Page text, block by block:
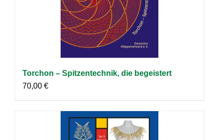
Torchon – Spitzentechnik, die begeistert
70,00 €